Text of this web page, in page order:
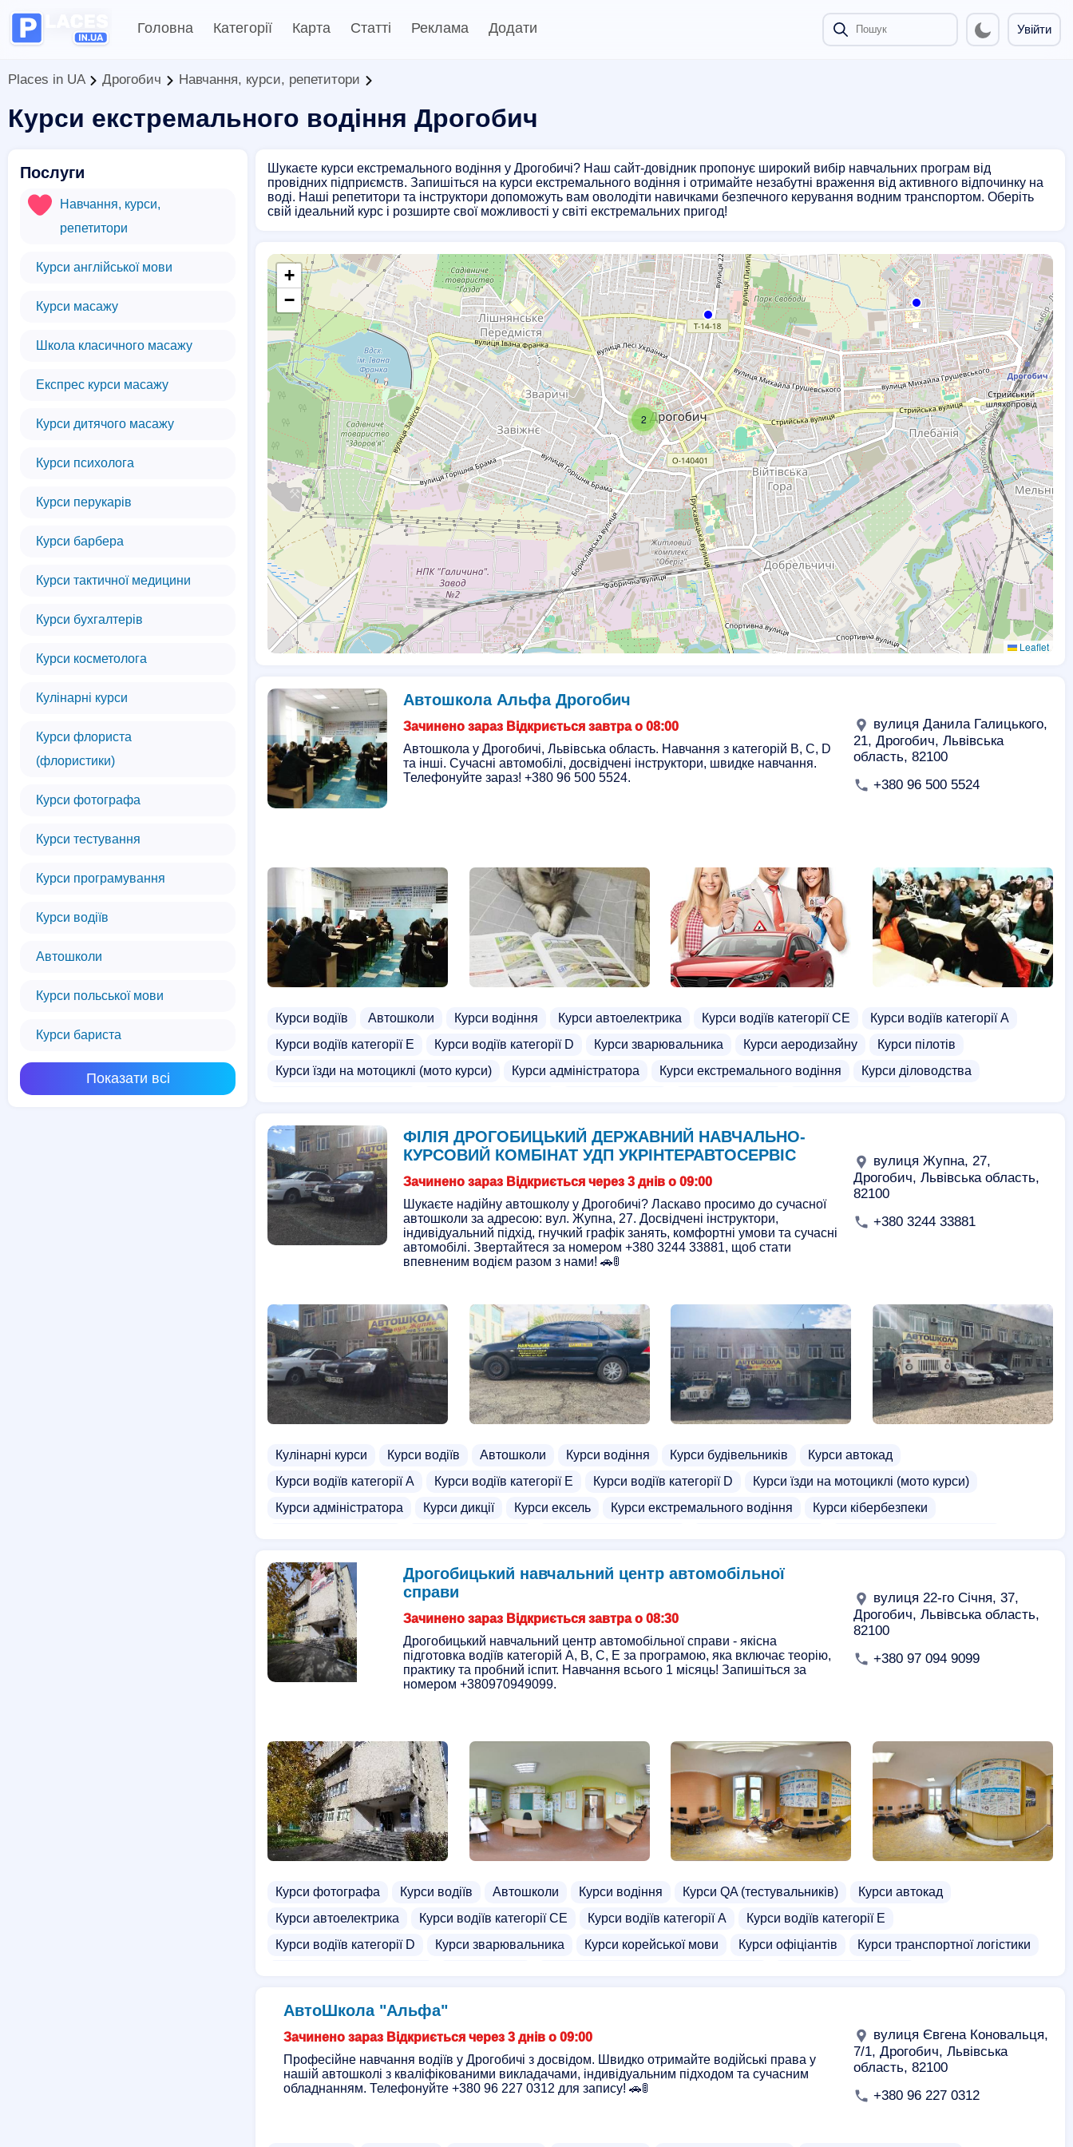
Головна Категорії Карта Статті Реклама Додати Увійти
Places in UA Дрогобич Навчання, курси, репетитори
Курси екстремального водіння Дрогобич
Послуги
Навчання, курси,
репетитори
Курси англійської мови
Курси масажу
Школа класичного масажу
Експрес курси масажу
Курси дитячого масажу
Курси психолога
Курси перукарів
Курси барбера
Курси тактичної медицини
Курси бухгалтерів
Курси косметолога
Кулінарні курси
Курси флориста
(флористики)
Курси фотографа
Курси тестування
Курси програмування
Курси водіїв
Автошколи
Курси польської мови
Курси бариста
Показати всі
Шукаєте курси екстремального водіння у Дрогобичі? Наш сайт-довідник пропонує широкий вибір навчальних програм від
провідних підприємств. Запишіться на курси екстремального водіння і отримайте незабутні враження від активного відпочинку на
воді. Наші репетитори та інструктори допоможуть вам оволодіти навичками безпечного керування водним транспортом. Оберіть
свій ідеальний курс і розширте свої можливості у світі екстремальних пригод!
2
+
−
Leaflet
Автошкола Альфа Дрогобич
Зачинено зараз Відкриється завтра о 08:00
Автошкола у Дрогобичі, Львівська область. Навчання з категорій B, C, D
та інші. Сучасні автомобілі, досвідчені інструктори, швидке навчання.
Телефонуйте зараз! +380 96 500 5524.
вулиця Данила Галицького,
21, Дрогобич, Львівська
область, 82100
+380 96 500 5524
Курси водіїв Автошколи Курси водіння Курси автоелектрика Курси водіїв категорії СЕ
Курси водіїв категорії А
Курси водіїв категорії Е
Курси водіїв категорії D Курси зварювальника Курси аеродизайну
Курси пілотів
Курси їзди на мотоциклі (мото курси)
Курси адміністратора Курси екстремального водіння
Курси діловодства
Кулінарні курси для дітей
Курси водіння на автоматі
Курси водіння на фурі Курси водія навантажувача
Курси водіїв трамваїв
Курси володіння зброєю
Курси військової підготовки Курси голкотерпії Курси для вагітних
Приватні школи
Приватні початкові школи
Школа трактористів Школа водіння
ФІЛІЯ ДРОГОБИЦЬКИЙ ДЕРЖАВНИЙ НАВЧАЛЬНО-
КУРСОВИЙ КОМБІНАТ УДП УКРІНТЕРАВТОСЕРВІС
Зачинено зараз Відкриється через 3 днів о 09:00
Шукаєте надійну автошколу у Дрогобичі? Ласкаво просимо до сучасної
автошколи за адресою: вул. Жупна, 27. Досвідчені інструктори,
індивідуальний підхід, гнучкий графік занять, комфортні умови та сучасні
автомобілі. Звертайтеся за номером +380 3244 33881, щоб стати
впевненим водієм разом з нами! 🚗🚦
вулиця Жупна, 27,
Дрогобич, Львівська область,
82100
+380 3244 33881
Кулінарні курси Курси водіїв Автошколи Курси водіння Курси будівельників
Курси автокад
Курси водіїв категорії А
Курси водіїв категорії Е Курси водіїв категорії D
Курси їзди на мотоциклі (мото курси)
Курси адміністратора
Курси дикції Курси ексель Курси екстремального водіння
Курси кібербезпеки
Бізнес курси
Курси Python
Курси водіння для жінок Курси водіння на автоматі
Курси водіїв трамваїв
Курси володіння зброєю Курси декору, декораторів Курси кадровика
Приватні школи
Школа трактористів
Школи Школа водіння Навчання на крановщика
Дрогобицький навчальний центр автомобільної
справи
Зачинено зараз Відкриється завтра о 08:30
Дрогобицький навчальний центр автомобільної справи - якісна
підготовка водіїв категорій A, B, C, E за програмою, яка включає теорію,
практику та пробний іспит. Навчання всього 1 місяць! Запишіться за
номером +380970949099.
вулиця 22-го Січня, 37,
Дрогобич, Львівська область,
82100
+380 97 094 9099
Курси фотографа Курси водіїв Автошколи Курси водіння Курси QA (тестувальників)
Курси автокад
Курси автоелектрика
Курси водіїв категорії СЕ Курси водіїв категорії А
Курси водіїв категорії Е
Курси водіїв категорії D
Курси зварювальника Курси корейської мови Курси офіціантів
Курси транспортної логістики
Курси екскурсоводів
Курси водія навантажувача
Курси водіїв трамваїв
Курси володіння зброєю Приватні школи Школа трактористів Школи
Підготовка до школи
АвтоШкола "Альфа"
Зачинено зараз Відкриється через 3 днів о 09:00
Професійне навчання водіїв у Дрогобичі з досвідом. Швидко отримайте водійські права у
нашій автошколі з кваліфікованими викладачами, індивідуальним підходом та сучасним
обладнанням. Телефонуйте +380 96 227 0312 для запису! 🚗🚦
вулиця Євгена Коновальця,
7/1, Дрогобич, Львівська
область, 82100
+380 96 227 0312